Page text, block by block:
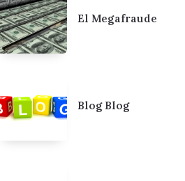
El Megafraude
Blog Blog